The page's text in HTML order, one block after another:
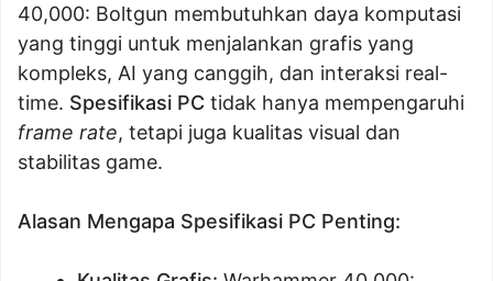
40,000: Boltgun membutuhkan daya komputasi
yang tinggi untuk menjalankan grafis yang
kompleks, AI yang canggih, dan interaksi real-
time. Spesifikasi PC tidak hanya mempengaruhi
frame rate, tetapi juga kualitas visual dan
stabilitas game.
Alasan Mengapa Spesifikasi PC Penting: